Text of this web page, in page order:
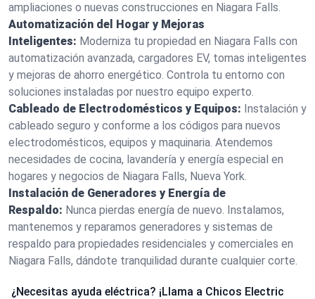
ampliaciones o nuevas construcciones en Niagara Falls.
Automatización del Hogar y Mejoras
Inteligentes: Moderniza tu propiedad en Niagara Falls con
automatización avanzada, cargadores EV, tomas inteligentes
y mejoras de ahorro energético. Controla tu entorno con
soluciones instaladas por nuestro equipo experto.
Cableado de Electrodomésticos y Equipos: Instalación y
cableado seguro y conforme a los códigos para nuevos
electrodomésticos, equipos y maquinaria. Atendemos
necesidades de cocina, lavandería y energía especial en
hogares y negocios de Niagara Falls, Nueva York.
Instalación de Generadores y Energía de
Respaldo: Nunca pierdas energía de nuevo. Instalamos,
mantenemos y reparamos generadores y sistemas de
respaldo para propiedades residenciales y comerciales en
Niagara Falls, dándote tranquilidad durante cualquier corte.
¿Necesitas ayuda eléctrica? ¡Llama a Chicos Electric